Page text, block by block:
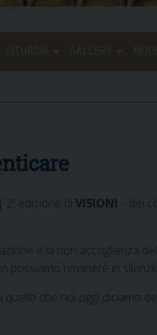
2ª edizione di VISIONI – dei
e la non accoglienza
rimanere in silenzio.
che noi oggi diciamo